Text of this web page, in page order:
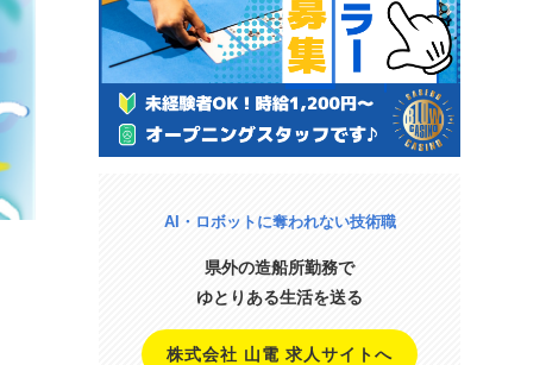
AI・ロボットに奪われない技術職
県外の造船所勤務で
ゆとりある生活を送る
株式会社 山電 求人サイトへ